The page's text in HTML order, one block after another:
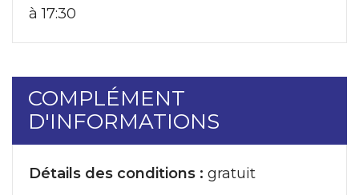
à 17:30
COMPLÉMENT
D'INFORMATIONS
Détails des conditions : gratuit